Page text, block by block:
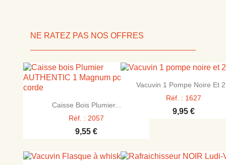
NE RATEZ PAS NOS OFFRES
 Aperçu rapide
Caisse Bois Plumier...
Réf. : 2057
9,55 €
 Aperçu rapide
Vacuvin 1 Pompe Noire Et
Réf. : 1627
9,95 €